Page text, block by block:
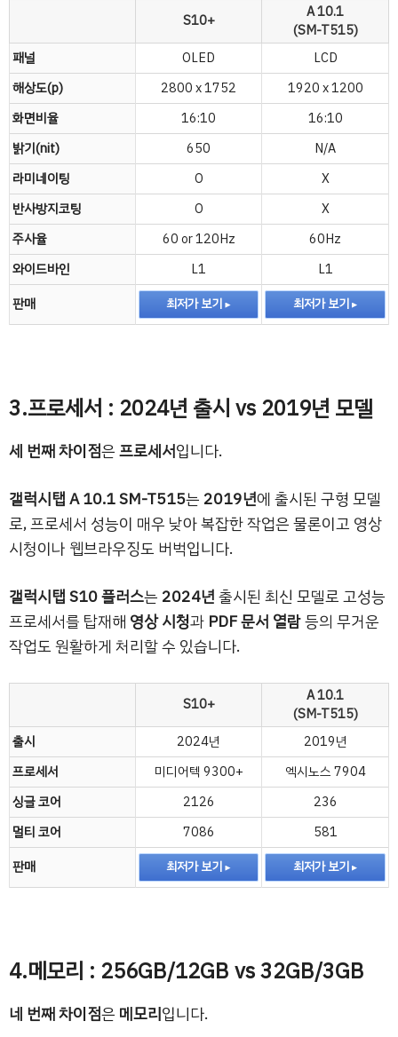
S10+
A 10.1
(SM-T515)
패널
OLED
LCD
해상도(p)
2800 x 1752
1920 x 1200
화면비율
16:10
16:10
밝기(nit)
650
N/A
라미네이팅
O
X
반사방지코팅
O
X
주사율
60 or 120Hz
60Hz
와이드바인
L1
L1
판매
최저가 보기 최저가 보기
3.프로세서 : 2024년 출시 vs 2019년 모델
세 번째 차이점은프로세서입니다.
갤럭시탭 A 10.1 SM-T515는 2019년에 출시된 구형 모델
로, 프로세서 성능이 매우 낮아 복잡한 작업은 물론이고 영상
시청이나 웹브라우징도 버벅입니다.
갤럭시탭 S10 플러스는 2024년출시된 최신 모델로 고성능
프로세서를 탑재해 영상 시청과 PDF 문서 열람등의 무거운
작업도 원활하게 처리할 수 있습니다.
S10+
A 10.1
(SM-T515)
출시
2024년
2019년
프로세서
미디어텍 9300+
엑시노스 7904
싱글 코어
2126
236
멀티 코어
7086
581
판매
최저가 보기 최저가 보기
4.메모리 : 256GB/12GB vs 32GB/3GB
네 번째 차이점은 메모리입니다.